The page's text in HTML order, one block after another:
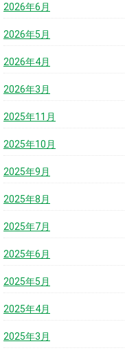
2026年6月
2026年5月
2026年4月
2026年3月
2025年11月
2025年10月
2025年9月
2025年8月
2025年7月
2025年6月
2025年5月
2025年4月
2025年3月